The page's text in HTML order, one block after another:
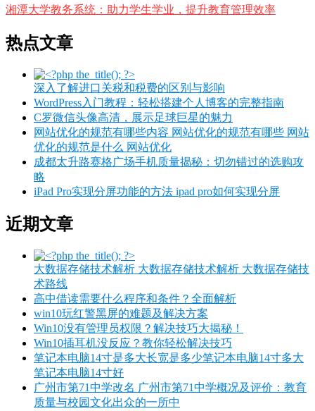
湘潭大学教务系统：助力学生学业，提升教育管理效率
热点文章
深入了解进口关税和税费的区别与影响
WordPress入门教程：轻松搭建个人博客的完整指南
C罗微信头像高清，展示足球巨星的魅力
网站优化的规范有哪些内容 网站优化的规范有哪些 网站
优化的规范是什么 网站优化
成都太升路赛格广场手机质量揭秘：切勿错过的选购攻
略
iPad Pro实现分屏功能的方法 ipad pro如何实现分屏
近期文章
大数据存储技术解析 大数据存储技术解析 大数据存储技
术路线
高中借读需要什么程序和条件？全面解析
win10玩红警黑屏的难题及解决方案
Win10没有管理员权限？解决技巧大揭秘！
Win10插耳机没反应？教你轻松解决技巧
笔记本电脑14寸是多大长宽是多少笔记本电脑14寸多大
笔记本电脑14寸好
广州市第71中学改名 广州市第71中学概况及评价：教育
质量与校园文化出众的一所中